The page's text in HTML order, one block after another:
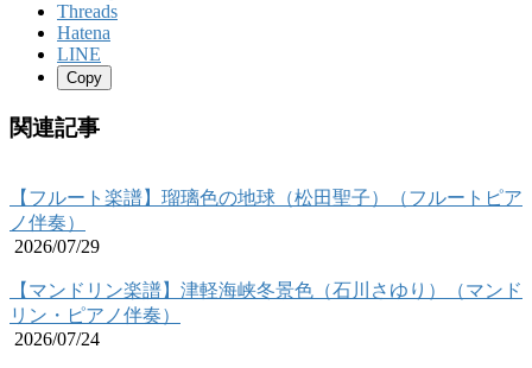
Threads
Hatena
LINE
Copy
関連記事
【フルート楽譜】瑠璃色の地球（松田聖子）（フルートピア
ノ伴奏）
2026/07/29
【マンドリン楽譜】津軽海峡冬景色（石川さゆり）（マンド
リン・ピアノ伴奏）
2026/07/24